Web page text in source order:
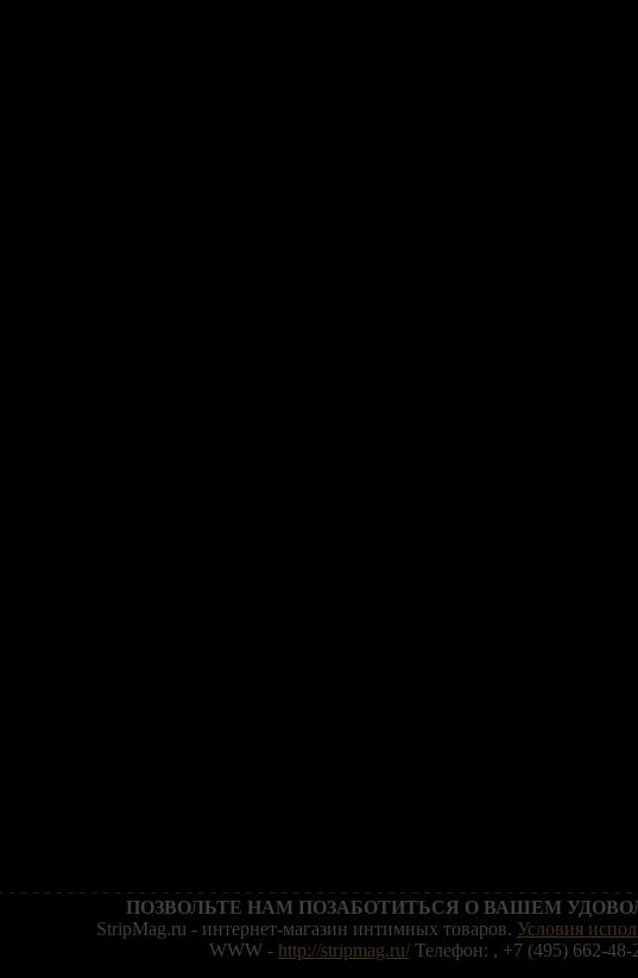
ПОЗВОЛЬТЕ НАМ ПОЗАБОТИТЬСЯ О ВАШЕМ
StripMag.ru - интернет-магазин интимных товаров. Условия
WWW - http://stripmag.ru/Телефон: , +7 (495) 662-48-